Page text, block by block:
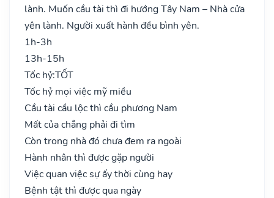
lành. Muốn cầu tài thì đi hướng Tây Nam – Nhà cửa
yên lành. Người xuất hành đều bình yên.
1h-3h
13h-15h
Tốc hỷ:TỐT
Tốc hỷ mọi việc mỹ miều
Cầu tài cầu lộc thì cầu phương Nam
Mất của chẳng phải đi tìm
Còn trong nhà đó chưa đem ra ngoài
Hành nhân thì được gặp người
Việc quan việc sự ấy thời cùng hay
Bệnh tật thì được qua ngày